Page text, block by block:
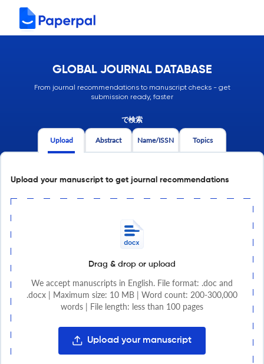
GLOBAL JOURNAL DATABASE
From journal recommendations to manuscript checks - get
submission ready, faster
で検索
Upload Abstract Name/ISSN Topics
Upload your manuscript to get journal recommendations
Drag & drop or upload
We accept manuscripts in English. File format: .doc and
.docx | Maximum size: 10 MB | Word count: 200-300,000
words | File length: less than 100 pages
Upload your manuscript